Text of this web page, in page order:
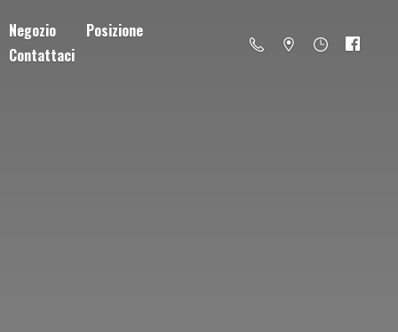
Negozio
Posizione
Contattaci